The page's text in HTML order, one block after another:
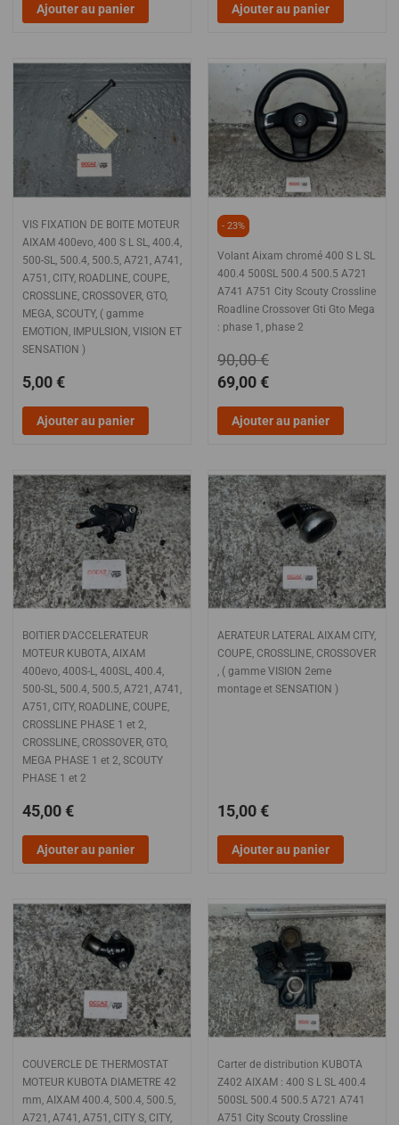
Ajouter au panier Ajouter au panier
VIS FIXATION DE BOITE MOTEUR
AIXAM 400evo, 400 S L SL, 400.4,
500-SL, 500.4, 500.5, A721, A741,
A751, CITY, ROADLINE, COUPE,
CROSSLINE, CROSSOVER, GTO,
MEGA, SCOUTY, ( gamme
EMOTION, IMPULSION, VISION ET
SENSATION )
5,00 €
Ajouter au panier
- 23%
Volant Aixam chromé 400 S L SL
400.4 500SL 500.4 500.5 A721
A741 A751 City Scouty Crossline
Roadline Crossover Gti Gto Mega
: phase 1, phase 2
69,00 €
90,00 €
Ajouter au panier
BOITIER D'ACCELERATEUR
MOTEUR KUBOTA, AIXAM
400evo, 400S-L, 400SL, 400.4,
500-SL, 500.4, 500.5, A721, A741,
A751, CITY, ROADLINE, COUPE,
CROSSLINE PHASE 1 et 2,
CROSSLINE, CROSSOVER, GTO,
MEGA PHASE 1 et 2, SCOUTY
PHASE 1 et 2
45,00 €
Ajouter au panier
AERATEUR LATERAL AIXAM CITY,
COUPE, CROSSLINE, CROSSOVER
, ( gamme VISION 2eme
montage et SENSATION )
15,00 €
Ajouter au panier
COUVERCLE DE THERMOSTAT
MOTEUR KUBOTA DIAMETRE 42
mm, AIXAM 400.4, 500.4, 500.5,
A721, A741, A751, CITY S, CITY,
Carter de distribution KUBOTA
Z402 AIXAM : 400 S L SL 400.4
500SL 500.4 500.5 A721 A741
A751 City Scouty Crossline